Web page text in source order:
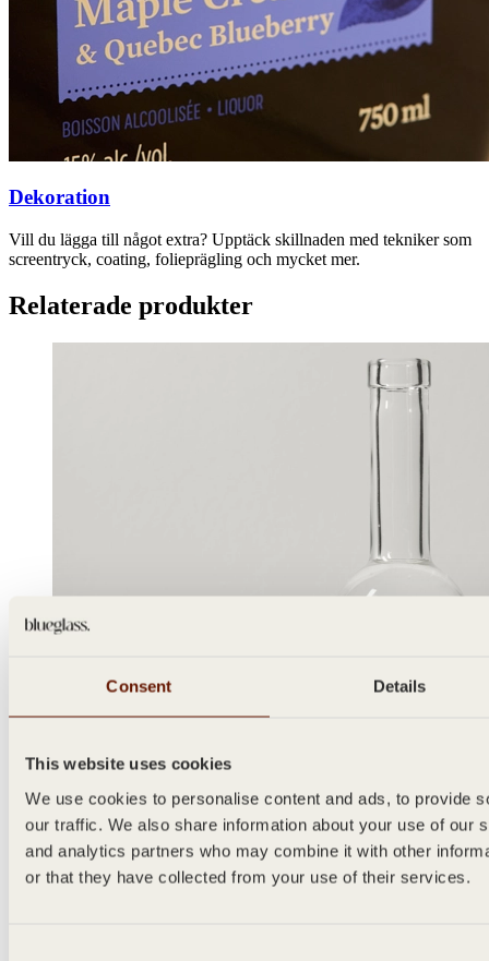
Consent Details
This website uses cookies
We use cookies to personalise content and ads, to provide
our traffic. We also share information about your use of our
and analytics partners who may combine it with other
or that they have collected from your use of their services.
Dekoration
Vill du lägga till något extra? Upptäck skillnaden med tekniker som
screentryck, coating, folieprägling och mycket mer.
Relaterade produkter